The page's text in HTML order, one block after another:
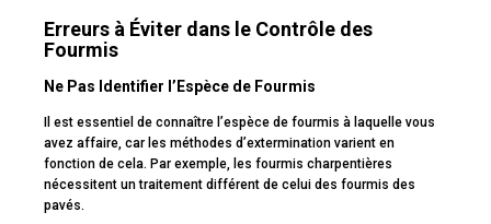
Erreurs à Éviter dans le Contrôle des
Fourmis
Ne Pas Identifier l’Espèce de Fourmis
Il est essentiel de connaître l’espèce de fourmis à laquelle vous
avez affaire, car les méthodes d’extermination varient en
fonction de cela. Par exemple, les fourmis charpentières
nécessitent un traitement différent de celui des fourmis des
pavés.